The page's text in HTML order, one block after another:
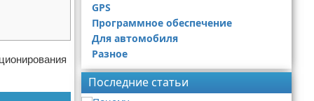
GPS
Программное обеспечение
Для автомобиля
Разное
Последние статьи